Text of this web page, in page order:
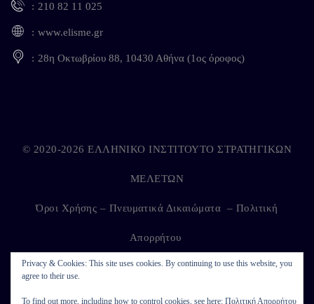
210 82 11 025
www.elisme.gr
28η Οκτωβρίου 88, 10430 Αθήνα (1ος όροφος)
Privacy & Cookies: This site uses cookies. By continuing to use this website, you
agree to their use.
To find out more, including how to control cookies, see here: Πολιτική Απορρήτου
© 2020-2026 ΕΛΛΗΝΙΚΟ ΙΝΣΤΙΤΟΥΤΟ ΣΤΡΑΤΗΓΙΚΩΝ
ΜΕΛΕΤΩΝ
Όροι Χρήσης – Πνευματικά Δικαιώματα – Πολιτική
Απορρήτου
Developed by